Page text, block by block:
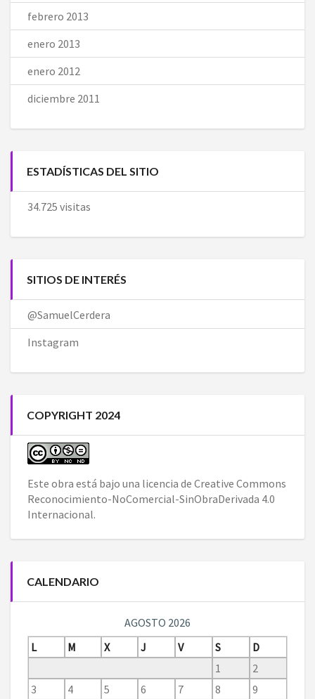
febrero 2013
enero 2013
enero 2012
diciembre 2011
ESTADÍSTICAS DEL SITIO
34.725 visitas
SITIOS DE INTERÉS
@SamuelCerdera
Instagram
COPYRIGHT 2024
Este obra está bajo una licencia de Creative Commons
Reconocimiento-NoComercial-SinObraDerivada 4.0
Internacional.
CALENDARIO
AGOSTO 2026
L
M X J V S
D
1
2
3
4 5 6 7 8
9